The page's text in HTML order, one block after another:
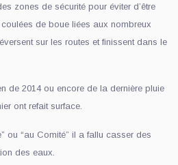
zones de sécurité pour éviter d’être
de boue liées aux nombreux
sur les routes et finissent dans le
de 2014 ou encore de la dernière pluie
ont refait surface.
ou “au Comité” il a fallu casser des
des eaux.